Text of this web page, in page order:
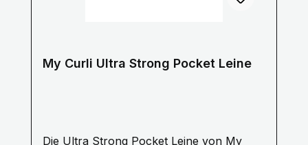
My Curli Ultra Strong Pocket Leine
Die Ultra Strong Pocket Leine von My